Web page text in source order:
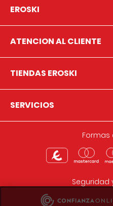
EROSKI
ATENCION AL CLIENTE
TIENDAS EROSKI
SERVICIOS
Formas
Seguridad